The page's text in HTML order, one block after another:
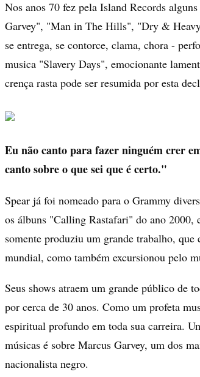
Nos anos 70 fez pela Island Records
Garvey", "Man in The Hills", "Dry &
se entrega, se contorce, clama, chora -
musica "Slavery Days", emocionante
crença rasta pode ser resumida por esta
Eu não canto para fazer ninguém crer
canto sobre o que sei que é certo."
Spear já foi nomeado para o Grammy
os álbuns "Calling Rastafari" do ano 2000,
somente produziu um grande trabalho, que
mundial, como também excursionou pelo
Seus shows atraem um grande público de
por cerca de 30 anos. Como um profeta
espiritual profundo em toda sua carreira.
músicas é sobre Marcus Garvey, um dos
nacionalista negro.